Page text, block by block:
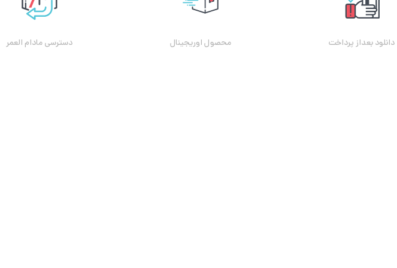
دانلود بعداز پرداخت محصول اوریجینال دسترسی مادام العمر